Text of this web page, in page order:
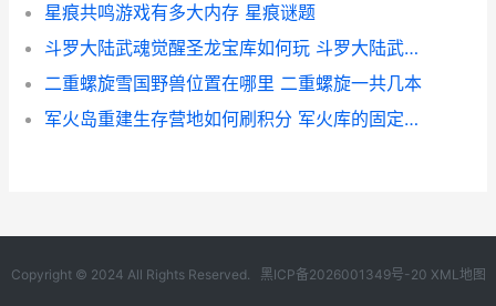
星痕共鸣游戏有多大内存 星痕谜题
斗罗大陆武魂觉醒圣龙宝库如何玩 斗罗大陆武魂觉醒37手游
二重螺旋雪国野兽位置在哪里 二重螺旋一共几本
军火岛重建生存营地如何刷积分 军火库的固定刷新点全图展示
Copyright © 2024 All Rights Reserved. 黑ICP备2026001349号-20 XML地图